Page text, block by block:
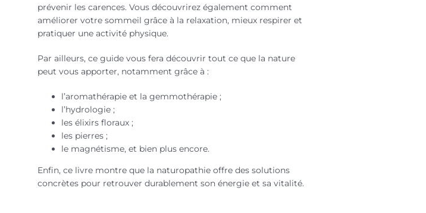
prévenir les carences. Vous découvrirez également comment
améliorer votre sommeil grâce à la relaxation, mieux respirer et
pratiquer une activité physique.
Par ailleurs, ce guide vous fera découvrir tout ce que la nature
peut vous apporter, notamment grâce à :
l’aromathérapie et la gemmothérapie ;
l’hydrologie ;
les élixirs floraux ;
les pierres ;
le magnétisme, et bien plus encore.
Enfin, ce livre montre que la naturopathie offre des solutions
concrètes pour retrouver durablement son énergie et sa vitalité.